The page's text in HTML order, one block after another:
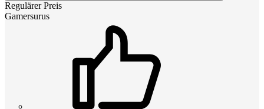
Regulärer Preis
Gamersurus